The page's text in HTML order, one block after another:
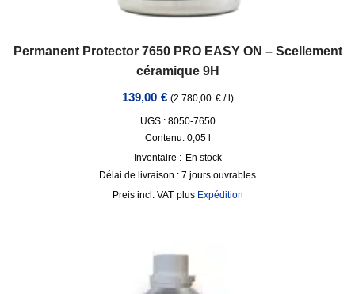
Permanent Protector 7650 PRO EASY ON – Scellement
céramique 9H
139,00 € (2.780,00 €/ )
UGS : 8050-7650
Contenu: 0,05 l
Inventaire : En stock
Délai de livraison : 7 jours ouvrables
incl. VAT plus Expédition